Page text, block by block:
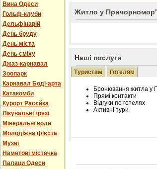
Вина Одеси
Гольф-клуби
Дельфінарій
День бруду
День міста
День сміху
Джаз-карнавал
Зоопарк
Карнавал Боді-арта
Катакомби
Курорт Расєйка
Лікувальні грязі
Мінеральні води
Молодіжна фієста
Музеї
Наметові містечка
Палаци Одеси
Житло у
Наші послуги
Туристам Готелям
Бронювання житла у
Прямі контакти
Відгуки по готелях
Активні тури
Лічільник відвідувачів